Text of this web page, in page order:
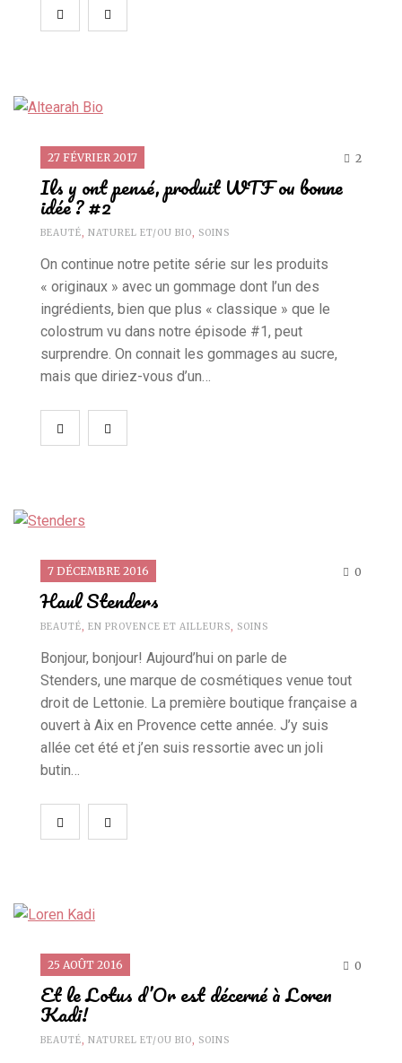
27 FÉVRIER 2017 2
Ils y ont pensé, produit WTF ou bonne
idée ? #2
BEAUTÉ, NATUREL ET/OU BIO, SOINS
On continue notre petite série sur les produits
« originaux » avec un gommage dont l’un des
ingrédients, bien que plus « classique » que le
colostrum vu dans notre épisode #1, peut
surprendre. On connait les gommages au sucre,
mais que diriez-vous d’un…
7 DÉCEMBRE 2016 0
Haul Stenders
BEAUTÉ, EN PROVENCE ET AILLEURS, SOINS
Bonjour, bonjour! Aujourd’hui on parle de
Stenders, une marque de cosmétiques venue tout
droit de Lettonie. La première boutique française a
ouvert à Aix en Provence cette année. J’y suis
allée cet été et j’en suis ressortie avec un joli
butin…
25 AOÛT 2016 0
Et le Lotus d’Or est décerné à Loren
Kadi!
BEAUTÉ, NATUREL ET/OU BIO, SOINS